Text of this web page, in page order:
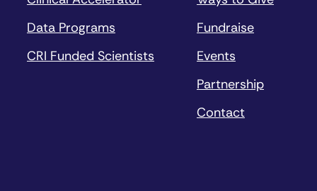
Data Programs
CRI Funded Scientists
Fundraise
Events
Partnership
Contact